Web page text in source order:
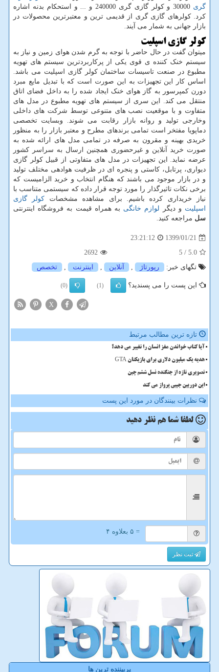
گری
30000 و کولر گازی گری 240000 و ... و استحکام بدنه اشاره
کرد. کولرهای گازی گری از قدیمی ترین و معتبرترین محصولات در
بازار جهانی به شمار می آیند.
کولر گازی اسپلیت
میتوان گفت در حال حاضر با توجه به گرم شدن هوای زمین و نیاز به
سیستم خنک کننده ی قوی یکی از پرکاربردترین سیستم های تهویه
مطبوع در صنعت تاسیسات ساختمان کولر گازی اسپلیت می باشد.
اساس کار این تجهیزات به این صورت است که با تبدیل مایع مبرد
دورن کمپرسور به گاز هوای خنک ایجاد شده را به داخل فضای اتاق
منتقل می کند. این سری از سیستم های تهویه مطبوع در مدل های
متفاوت و با موقعیت نصب های متنوعی توسط شرکت های داخلی
وخارجی تولید و روانه بازار رقابت می شوند. وبسایت تخصصی
دماپویا مفتخر است تمامی برندهای مطرح و معتبر بازار را به منظور
خریدی بهینه و مقرون به صرفه در تمامی مدل های ارائه شده به
صورت خرید آنلاین و غیرحضوری همچنین ارسال به سراسر کشور
عرضه نماید. این تجهیزات در مدل های متفاوتی از قبیل کولر گازی
دیواری، پرتابل، کاستی و پنجره ای در ظرفیت هوادهی مختلف تولید
و در بازار موجود می باشند که هنگام انتخاب و خرید الزامیست که
برخی نکات تاثیرگذار را مورد توجه قرار داده که سیستمی متناسب با
نیاز خریداری کرده باشیم
برای مشاهده مشخصات کولر گازی
اسپلیت و دیگر لوازم خانگی به همراه قیمت به فروشگاه اینترنتی
سل مراجعه کنید.
1399/01/21
23:21:12
5.0
/ 5
2692
تگهای خبر:
رپورتاژ , آنلاین , اینترنت , تخصص
این پست را می پسندید؟ (1)
(0)
X
تازه ترین مطالب مرتبط
آیا کتاب خواندن مغز انسان را تغییر می دهد؟
هدیه یک میلیون دلاری برای بازیکنان GTA
تصویری تازه از جنگنده نسل ششم چین
این دوربین جیبی پرواز می کند
نظرات بینندگان در مورد این پست
لطفا شما هم نظر دهید
= ۵ بعلاوه ۴
ثبت نظر
پربیننده ترین ها